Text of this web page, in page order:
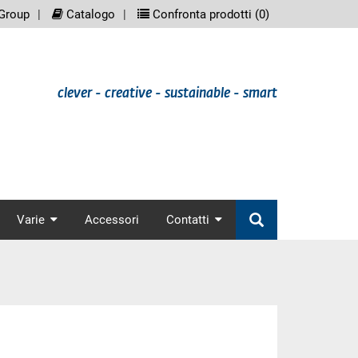
Catalogo Confronta prodotti (0)
clever - creative - sustainable - smart
Varie Accessori Contatti